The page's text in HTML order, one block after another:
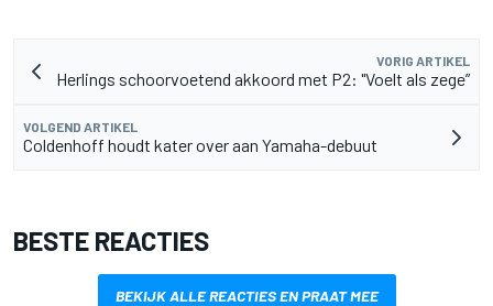
VORIG ARTIKEL
Herlings schoorvoetend akkoord met P2: "Voelt als zege”
VOLGEND ARTIKEL
Coldenhoff houdt kater over aan Yamaha-debuut
BESTE REACTIES
BEKIJK ALLE REACTIES EN PRAAT MEE